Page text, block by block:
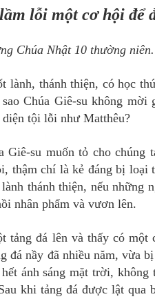
lỗi một cơ hội để
Chúa Nhật 10 thường
lành, thánh thiện, có học
Chúa Giê-su không
tội lỗi như Matthêu?
Giê-su muốn tỏ cho
thậm chí là kẻ đáng bị loại
thánh thiện, nếu những
nhân phẩm và vươn lên.
tảng đá lên và thấy có một
đá nầy đã nhiều năm, vừa
ánh sáng mặt trời, không
khi tảng đá được lật qua